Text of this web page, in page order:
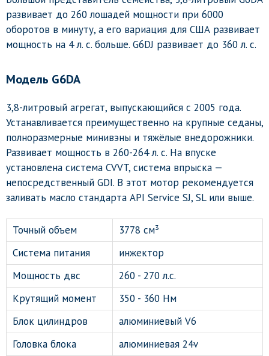
развивает до 260 лошадей мощности при 6000
оборотов в минуту, а его вариация для США развивает
мощность на 4 л. с. больше. G6DJ развивает до 360 л. с.
Модель G6DA
3,8-литровый агрегат, выпускающийся с 2005 года.
Устанавливается преимущественно на крупные седаны,
полноразмерные минивэны и тяжёлые внедорожники.
Развивает мощность в 260-264 л. с. На впуске
установлена система CVVT, система впрыска —
непосредственный GDI. В этот мотор рекомендуется
заливать масло стандарта API Service SJ, SL или выше.
Точный объем
3778 см³
Система питания
инжектор
Мощность двс
260 - 270 л.с.
Крутящий момент
350 - 360 Нм
Блок цилиндров
алюминиевый V6
Головка блока
алюминиевая 24v